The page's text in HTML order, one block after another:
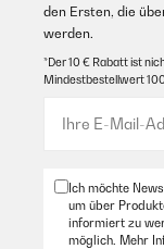
den Ersten, die
werden.
*Der 10 € Rabatt ist
Mindestbestellwert 100
Ich möchte
um über
informiert zu
möglich. Mehr